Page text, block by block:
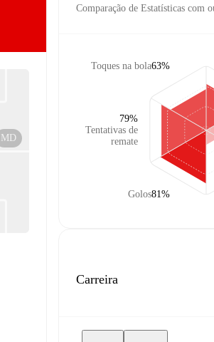
MD
Comparação de Estatísticas com
Toques na bola63%
Tentativas de
remate
79%
Golos81%
Carreira